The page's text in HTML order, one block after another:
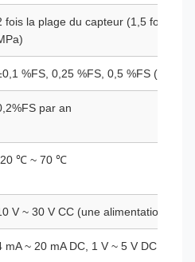
fois la plage du capteur (1,5 fois
%FS, 0,25 %FS, 0,5 %FS
par an
℃ ~ 70 ℃
V ~ 30 V CC (une alimentation 24
mA ~ 20 mA DC, 1 V ~ 5 V DC,